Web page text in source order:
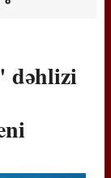
dəhlizi